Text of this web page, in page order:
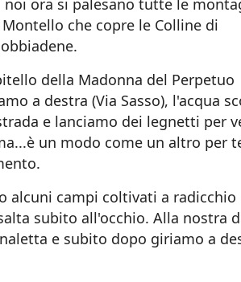
noi ora si palesano tutte le
che copre le Colline di
della Madonna del Perpetuo
a destra (Via Sasso), l'acqua
e lanciamo dei legnetti per
un modo come un altro per
alcuni campi coltivati a radicchio
subito all'occhio. Alla nostra
e subito dopo giriamo a